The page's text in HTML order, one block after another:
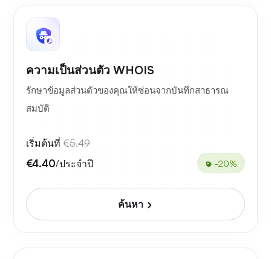
ความเป็นส่วนตัว WHOIS
รักษาข้อมูลส่วนตัวของคุณให้ซ่อนจากบันทึกสาธารณ
สมบัติ
เริ่มต้นที่ €5.49
€4.40/ประจำปี -20%
ค้นหา